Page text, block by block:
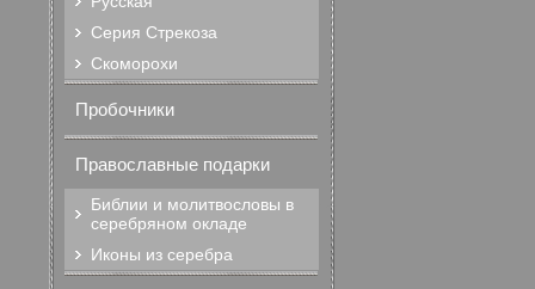
Серия Стрекоза
Скоморохи
Пробочники
Православные подарки
Библии и молитвословы в
серебряном окладе
Иконы из серебра